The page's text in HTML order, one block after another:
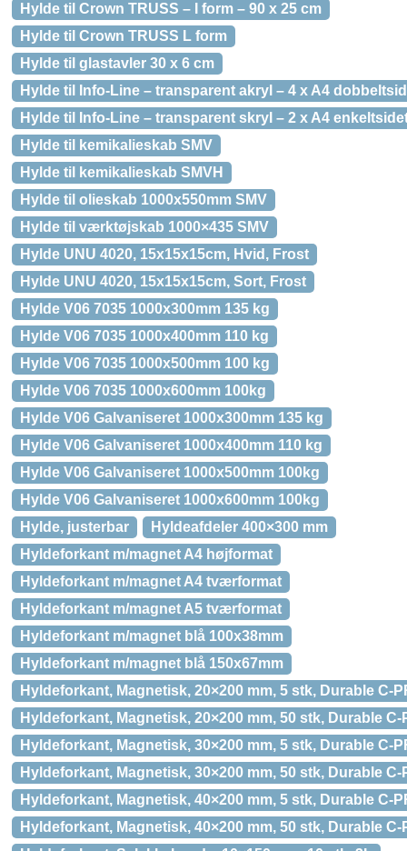
Hylde til Crown TRUSS – I form – 90 x 25 cm
Hylde til Crown TRUSS L form
Hylde til glastavler 30 x 6 cm
Hylde til Info-Line – transparent akryl – 4 x A4
Hylde til Info-Line – transparent skryl – 2 x A4
Hylde til kemikalieskab SMV
Hylde til kemikalieskab SMVH
Hylde til olieskab 1000x550mm SMV
Hylde til værktøjskab 1000×435 SMV
Hylde UNU 4020, 15x15x15cm, Hvid, Frost
Hylde UNU 4020, 15x15x15cm, Sort, Frost
Hylde V06 7035 1000x300mm 135 kg
Hylde V06 7035 1000x400mm 110 kg
Hylde V06 7035 1000x500mm 100 kg
Hylde V06 7035 1000x600mm 100kg
Hylde V06 Galvaniseret 1000x300mm 135 kg
Hylde V06 Galvaniseret 1000x400mm 110 kg
Hylde V06 Galvaniseret 1000x500mm 100kg
Hylde V06 Galvaniseret 1000x600mm 100kg
Hylde, justerbar
Hyldeafdeler 400×300 mm
Hyldeforkant m/magnet A4 højformat
Hyldeforkant m/magnet A4 tværformat
Hyldeforkant m/magnet A5 tværformat
Hyldeforkant m/magnet blå 100x38mm
Hyldeforkant m/magnet blå 150x67mm
Hyldeforkant, Magnetisk, 20×200 mm, 5 stk, Durable C-
Hyldeforkant, Magnetisk, 20×200 mm, 50 stk, Durable C-
Hyldeforkant, Magnetisk, 30×200 mm, 5 stk, Durable C-
Hyldeforkant, Magnetisk, 30×200 mm, 50 stk, Durable C-
Hyldeforkant, Magnetisk, 40×200 mm, 5 stk, Durable C-
Hyldeforkant, Magnetisk, 40×200 mm, 50 stk, Durable C-